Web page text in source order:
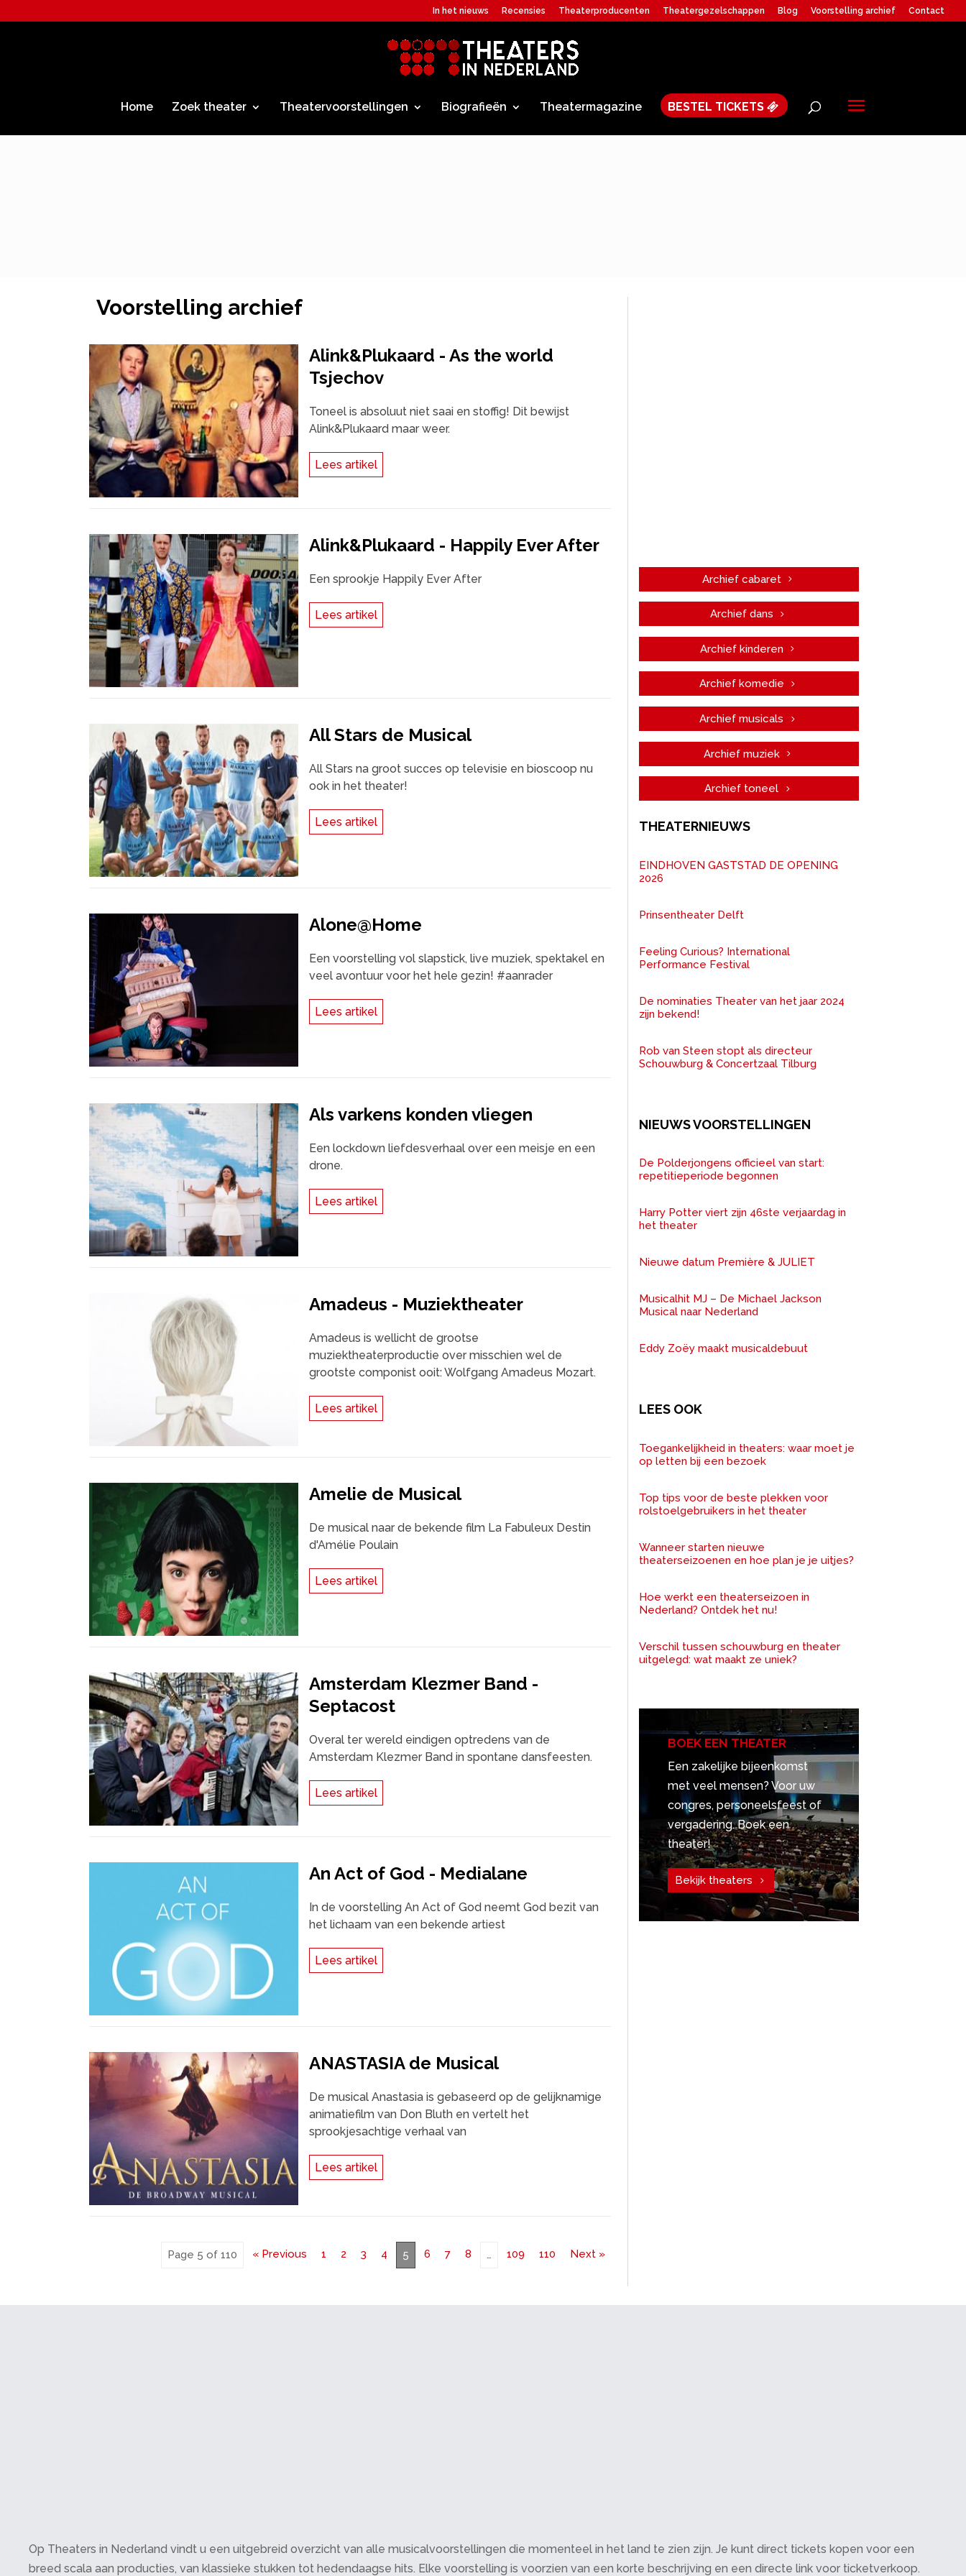
In het nieuws Recensies Theaterproducenten Theatergezelschappen Blog Voorstelling archief Contact
Home Zoek theater Theatervoorstellingen Biografieën Theatermagazine BESTEL TICKETS
Voorstelling archief
Alink&Plukaard - As the world
Tsjechov
Toneel is absoluut niet saai en stoffig! Dit bewijst
Alink&Plukaard maar weer.
Lees artikel
Alink&Plukaard - Happily Ever After
Een sprookje Happily Ever After
Lees artikel
All Stars de Musical
All Stars na groot succes op televisie en bioscoop nu
ook in het theater!
Lees artikel
Alone@Home
Een voorstelling vol slapstick, live muziek, spektakel en
veel avontuur voor het hele gezin! #aanrader
Lees artikel
Als varkens konden vliegen
Een lockdown liefdesverhaal over een meisje en een
drone.
Lees artikel
Amadeus - Muziektheater
Amadeus is wellicht de grootse
muziektheaterproductie over misschien wel de
grootste componist ooit: Wolfgang Amadeus Mozart.
Lees artikel
Amelie de Musical
De musical naar de bekende film La Fabuleux Destin
d'Amélie Poulain
Lees artikel
Amsterdam Klezmer Band -
Septacost
Overal ter wereld eindigen optredens van de
Amsterdam Klezmer Band in spontane dansfeesten.
Lees artikel
An Act of God - Medialane
In de voorstelling An Act of God neemt God bezit van
het lichaam van een bekende artiest
Lees artikel
ANASTASIA de Musical
De musical Anastasia is gebaseerd op de gelijknamige
animatiefilm van Don Bluth en vertelt het
sprookjesachtige verhaal van
Lees artikel
Page 5 of 110 « Previous 1 2 3 4 5 6 7 8 109 110 Next »
Archief cabaret
Archief dans
Archief kinderen
Archief komedie
Archief musicals
Archief muziek
Archief toneel
THEATERNIEUWS
EINDHOVEN GASTSTAD DE OPENING
2026
Prinsentheater Delft
Feeling Curious? International
Performance Festival
De nominaties Theater van het jaar 2024
zijn bekend!
Rob van Steen stopt als directeur
Schouwburg & Concertzaal Tilburg
NIEUWS VOORSTELLINGEN
De Polderjongens officieel van start:
repetitieperiode begonnen
Harry Potter viert zijn 46ste verjaardag in
het theater
Nieuwe datum Première & JULIET
Musicalhit MJ – De Michael Jackson
Musical naar Nederland
Eddy Zoëy maakt musicaldebuut
LEES OOK
Toegankelijkheid in theaters: waar moet je
op letten bij een bezoek
Top tips voor de beste plekken voor
rolstoelgebruikers in het theater
Wanneer starten nieuwe
theaterseizoenen en hoe plan je je uitjes?
Hoe werkt een theaterseizoen in
Nederland? Ontdek het nu!
Verschil tussen schouwburg en theater
uitgelegd: wat maakt ze uniek?
BOEK EEN THEATER
Een zakelijke bijeenkomst
met veel mensen? Voor uw
congres, personeelsfeest of
vergadering. Boek een
theater!
Bekijk theaters
Op Theaters in Nederland vindt u een uitgebreid overzicht van alle musicalvoorstellingen die momenteel in het land te zien zijn. Je kunt direct tickets kopen voor een
breed scala aan producties, van klassieke stukken tot hedendaagse hits. Elke voorstelling is voorzien van een korte beschrijving en een directe link voor ticketverkoop.